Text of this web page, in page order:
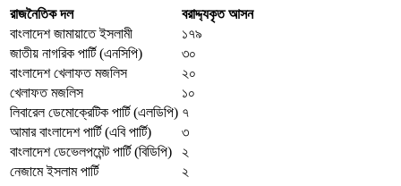
রাজনৈতিক দল
বরাদ্দ্যকৃত আসন
বাংলাদেশ জামায়াতে ইসলামী
১৭৯
জাতীয় নাগরিক পার্টি (এনসিপি)
৩০
বাংলাদেশ খেলাফত মজলিস
২০
খেলাফত মজলিস
১০
লিবারেল ডেমোক্রেটিক পার্টি (এলডিপি) ৭
আমার বাংলাদেশ পার্টি (এবি পার্টি)
৩
বাংলাদেশ ডেভেলপমেন্ট পার্টি (বিডিপি)
২
নেজামে ইসলাম পার্টি
২